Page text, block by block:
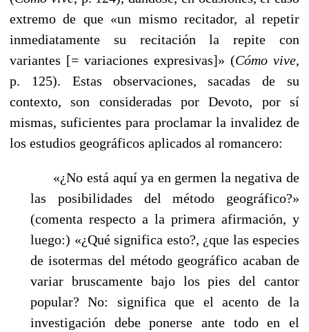
extremo de que «un mismo recitador, al repetir
inmediatamente su recitación la repite con
variantes [= variaciones expresivas]» (Cómo vive,
p. 125). Estas observaciones, sacadas de su
contexto, son consideradas por Devoto, por sí
mismas, suficientes para proclamar la invalidez de
los estudios geográficos aplicados al romancero:
«¿No está aquí ya en germen la negativa de
las posibilidades del método geográfico?»
(comenta respecto a la primera afirmación, y
luego:) «¿Qué significa esto?, ¿que las especies
de isotermas del método geográfico acaban de
variar bruscamente bajo los pies del cantor
popular? No: significa que el acento de la
investigación debe ponerse ante todo en el